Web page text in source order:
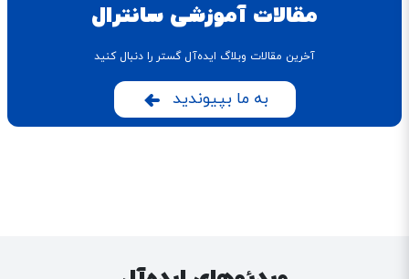
مقالات آموزشی سانترال
آخرین مقالات وبلاگ ایده‌آل گستر را دنبال کنید
به ما بپیوندید